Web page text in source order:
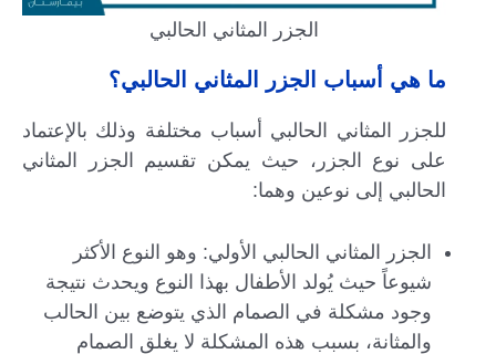
الجزر المثاني الحالبي
ما هي أسباب الجزر المثاني الحالبي؟
للجزر المثاني الحالبي أسباب مختلفة وذلك بالإعتماد
على نوع الجزر، حيث يمكن تقسيم الجزر المثاني
الحالبي إلى نوعين وهما:
الجزر المثاني الحالبي الأولي: وهو النوع الأكثر
شيوعاً حيث يُولد الأطفال بهذا النوع ويحدث نتيجة
وجود مشكلة في الصمام الذي يتوضع بين الحالب
والمثانة، بسبب هذه المشكلة لا يغلق الصمام